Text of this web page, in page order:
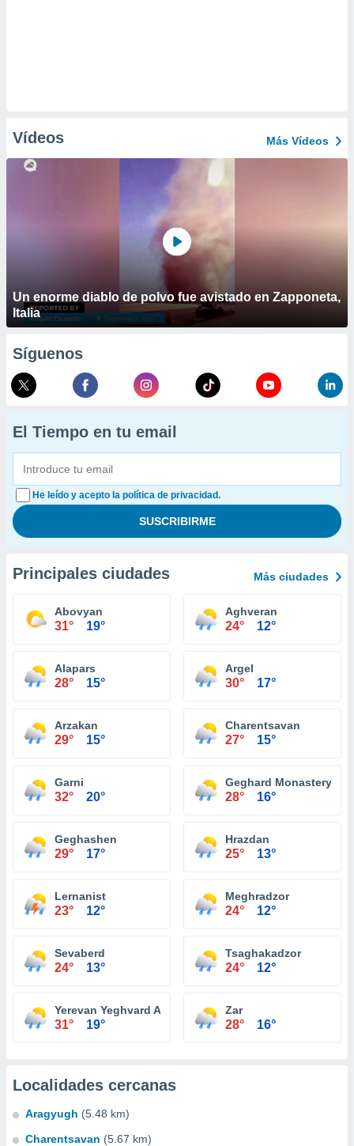
Vídeos Más Vídeos
Un enorme diablo de polvo fue avistado en Zapponeta,
Italia
Síguenos
El Tiempo en tu email
He leído y acepto la política de privacidad.
Principales ciudades Más ciudades
Abovyan
31° 19°
Aghveran
24° 12°
Alapars
28° 15°
Argel
30° 17°
Arzakan
29° 15°
Charentsavan
27° 15°
Garni
32° 20°
Geghard Monastery
28° 16°
Geghashen
29° 17°
Hrazdan
25° 13°
Lernanist
23° 12°
Meghradzor
24° 12°
Sevaberd
24° 13°
Tsaghakadzor
24° 12°
Yerevan Yeghvard Airport
31° 19°
Zar
28° 16°
Localidades cercanas
Aragyugh (5.48 km)
Charentsavan (5.67 km)